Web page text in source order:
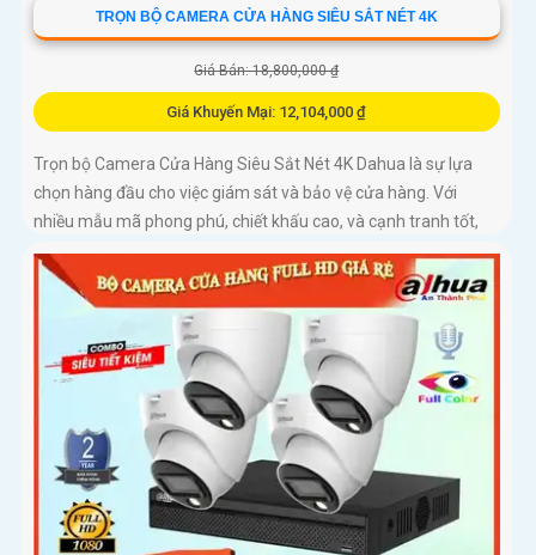
TRỌN BỘ CAMERA CỬA HÀNG SIÊU SẮT NÉT 4K
Giá Bán: 18,800,000 ₫
Giá Khuyến Mại: 12,104,000 ₫
Trọn bộ Camera Cửa Hàng Siêu Sắt Nét 4K Dahua là sự lựa
chọn hàng đầu cho việc giám sát và bảo vệ cửa hàng. Với
nhiều mẫu mã phong phú, chiết khấu cao, và cạnh tranh tốt,
trọn bộ Camera này chắc chắn sẽ mang lại sự an tâm cho bạn